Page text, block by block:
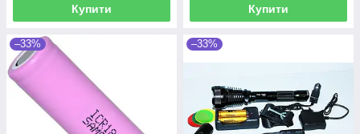
Купити Купити
–33% –33%